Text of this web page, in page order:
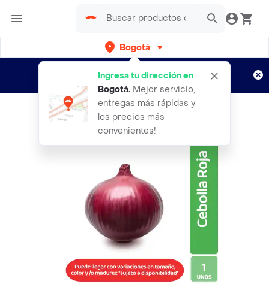
Bogotá
Ingresa tu dirección en
Bogotá. Mejor servicio,
entregas más rápidas y
los precios más
convenientes!
envíos gratis por semanas
Aplican TyC